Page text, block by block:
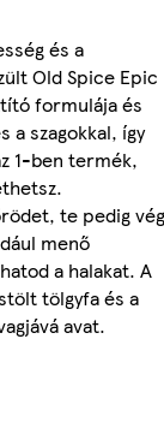
és a
Old Spice Epic
formulája és
a szagokkal, így
1-ben termék,
te pedig
menő
a halakat. A
tölgyfa és a
avat.